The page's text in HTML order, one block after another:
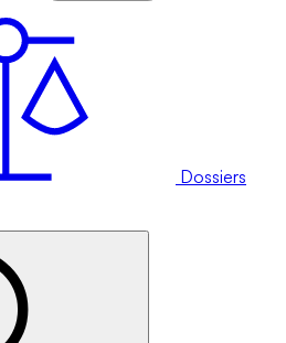
Dossiers